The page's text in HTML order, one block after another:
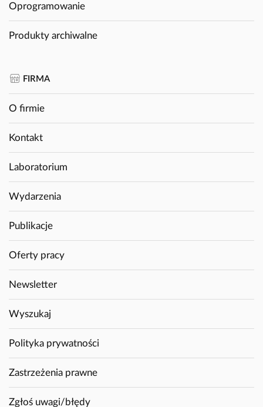
Oprogramowanie
Produkty archiwalne
FIRMA
O firmie
Kontakt
Laboratorium
Wydarzenia
Publikacje
Oferty pracy
Newsletter
Wyszukaj
Polityka prywatności
Zastrzeżenia prawne
Zgłoś uwagi/błędy